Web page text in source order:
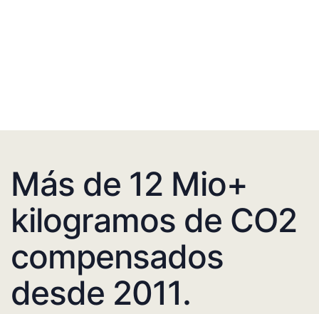
Más de 12 Mio+
kilogramos de CO2
compensados
desde 2011.